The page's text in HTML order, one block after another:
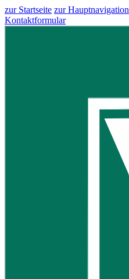
zur Startseite zur Hauptnavigation
Kontaktformular